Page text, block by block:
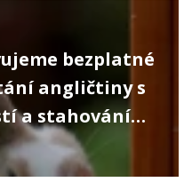
bezplatné
angličtiny s
a stahování…